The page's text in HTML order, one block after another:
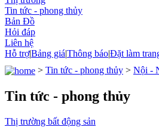
Tin tức - phong thủy
Bản Đồ
Hỏi đáp
Liên hệ
Hỗ trợ|Bảng giá|Thông báo|Đặt làm
> Tin tức - phong thủy > Nội -
Tin tức - phong thủy
Thị trường bất động sản